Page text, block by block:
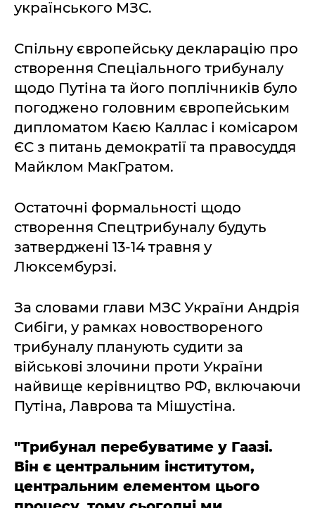
українського МЗС.
Спільну європейську декларацію про
створення Спеціального трибуналу
щодо Путіна та його поплічників було
погоджено головним європейським
дипломатом Каєю Каллас і комісаром
ЄС з питань демократії та правосуддя
Майклом МакГратом.
Остаточні формальності щодо
створення Спецтрибуналу будуть
затверджені 13-14 травня у
Люксембурзі.
За словами глави МЗС України Андрія
Сибіги, у рамках новоствореного
трибуналу планують судити за
військові злочини проти України
найвище керівництво РФ, включаючи
Путіна, Лаврова та Мішустіна.
"Трибунал перебуватиме у Гаазі.
Він є центральним інститутом,
центральним елементом цього